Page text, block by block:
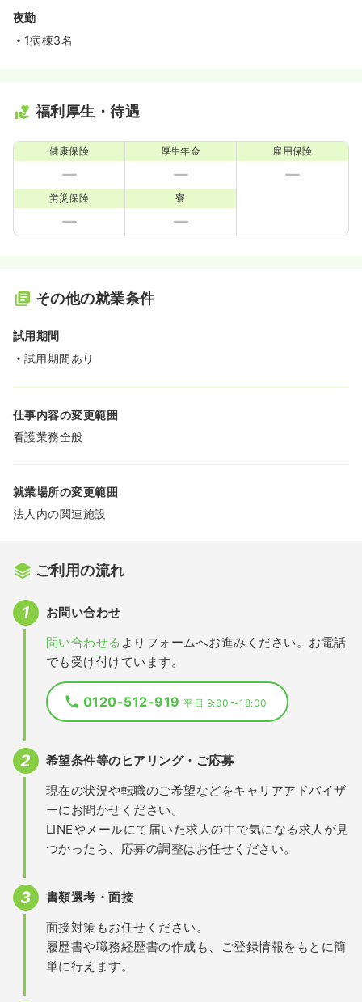
夜勤
1病棟3名
福利厚生・待遇
健康保険 厚生年金 雇用保険
労災保険 寮
その他の就業条件
試用期間
試用期間あり
仕事内容の変更範囲
看護業務全般
就業場所の変更範囲
法人内の関連施設
ご利用の流れ
お問い合わせ
問い合わせる よりフォームへお進みください。お電話
でも受け付けています。
0120-512-919平日 9:00〜18:00
希望条件等のヒアリング・ご応募
現在の状況や転職のご希望などをキャリアアドバイザ
ーにお聞かせください。
LINEやメールにて届いた求人の中で気になる求人が見
つかったら、応募の調整はお任せください。
書類選考・面接
面接対策もお任せください。
履歴書や職務経歴書の作成も、ご登録情報をもとに簡
単に行えます。